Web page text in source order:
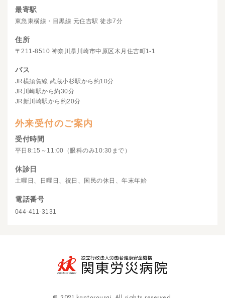
最寄駅
東急東横線・目黒線 元住吉駅 徒歩7分
住所
〒211-8510 神奈川県川崎市中原区木月住吉町1-1
バス
JR横須賀線 武蔵小杉駅から約10分
JR川崎駅から約30分
JR新川崎駅から約20分
外来受付のご案内
受付時間
平日8:15～11:00（眼科のみ10:30まで）
休診日
土曜日、日曜日、祝日、国民の休日、年末年始
電話番号
044-411-3131